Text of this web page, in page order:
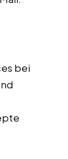
bei